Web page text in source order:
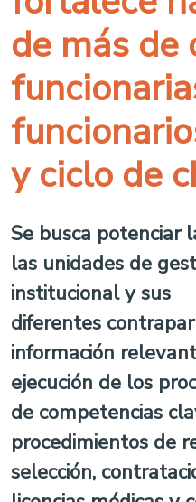
de más de
y ciclo de
Se busca potenciar
las unidades de
institucional y sus
diferentes
información
ejecución de los
de competencias
procedimientos de
selección,